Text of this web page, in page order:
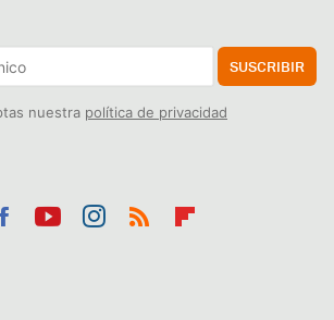
SUSCRIBIR
nuestra política de privacidad